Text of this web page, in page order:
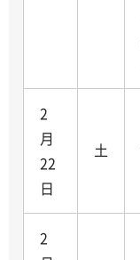
2
月
22
日
土
2